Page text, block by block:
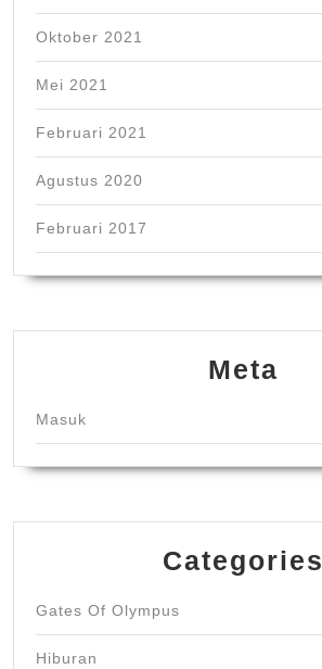
Oktober 2021
Mei 2021
Februari 2021
Agustus 2020
Februari 2017
Meta
Masuk
Categories
Gates Of Olympus
Hiburan